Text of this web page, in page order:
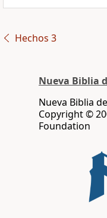
Hechos 3
Nueva Biblia
Nueva Biblia
Copyright ©
Foundation